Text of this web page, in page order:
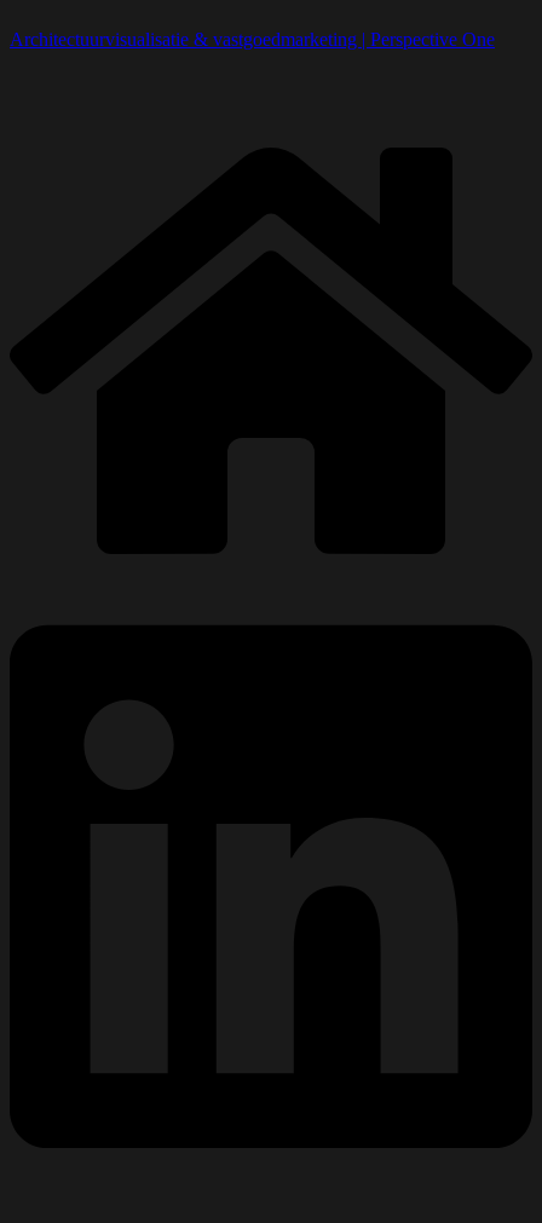
Architectuurvisualisatie & vastgoedmarketing | Perspective One